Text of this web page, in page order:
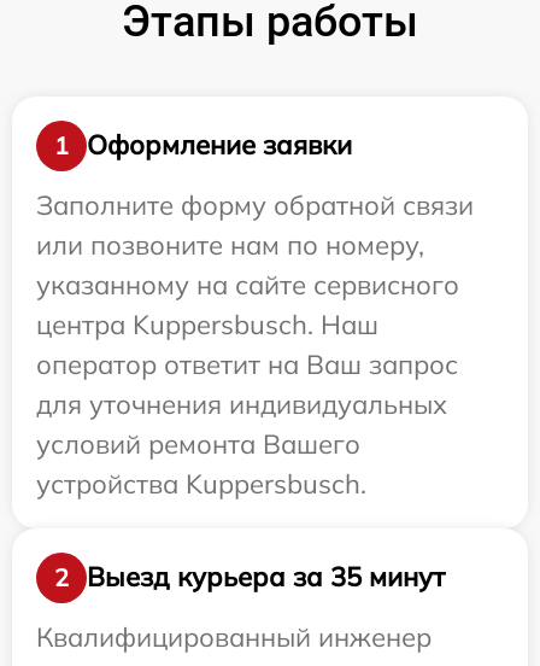
Этапы работы
1
Оформление заявки
Заполните форму обратной связи
или позвоните нам по номеру,
указанному на сайте сервисного
центра Kuppersbusch. Наш
оператор ответит на Ваш запрос
для уточнения индивидуальных
условий ремонта Вашего
устройства Kuppersbusch.
2
Выезд курьера за 35 минут
Квалифицированный инженер